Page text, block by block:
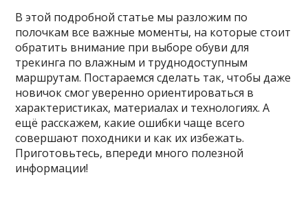
В этой подробной статье мы разложим по
полочкам все важные моменты, на которые стоит
обратить внимание при выборе обуви для
трекинга по влажным и труднодоступным
маршрутам. Постараемся сделать так, чтобы даже
новичок смог уверенно ориентироваться в
характеристиках, материалах и технологиях. А
ещё расскажем, какие ошибки чаще всего
совершают походники и как их избежать.
Приготовьтесь, впереди много полезной
информации!